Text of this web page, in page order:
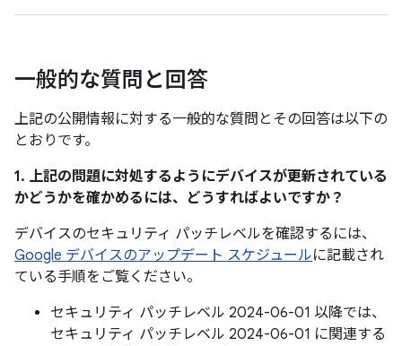
一般的な質問と回答
上記の公開情報に対する一般的な質問とその回答は以下の
とおりです。
1. 上記の問題に対処するようにデバイスが更新されている
かどうかを確かめるには、どうすればよいですか？
デバイスのセキュリティ パッチレベルを確認するには、
Google デバイスのアップデート スケジュールに記載され
ている手順をご覧ください。
セキュリティ パッチレベル 2024-06-01 以降では、
セキュリティ パッチレベル 2024-06-01 に関連する